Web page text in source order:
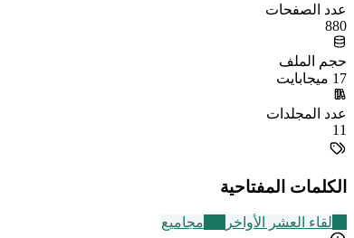
عدد الصفحات
880
حجم الملف
17 ميجابايت
عدد المجلدات
11
الكلمات المفتاحية
لقاء العشر الأواخر مجاميع